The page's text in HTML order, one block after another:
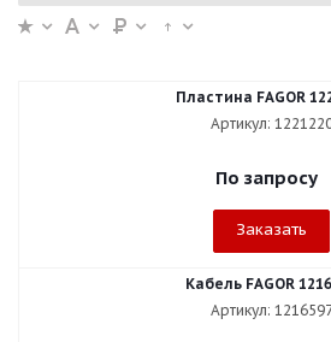
Пластина FAGOR
Артикул:
По запросу
Заказать
Кабель FAGOR
Артикул: